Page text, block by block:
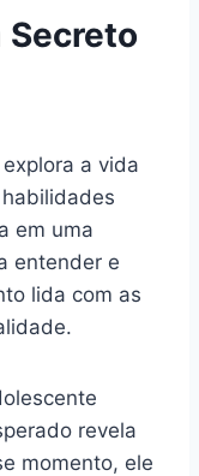
Secreto
a vida
em uma
entender e
lida com as
revela
momento, ele